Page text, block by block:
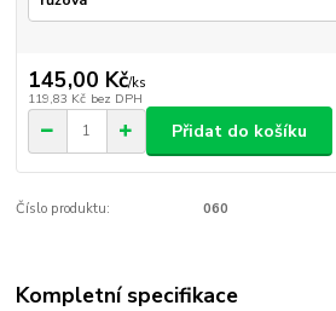
145,00 Kč/ks
119,83 Kč bez DPH
Přidat do košíku
Číslo produktu: 060
Kompletní specifikace